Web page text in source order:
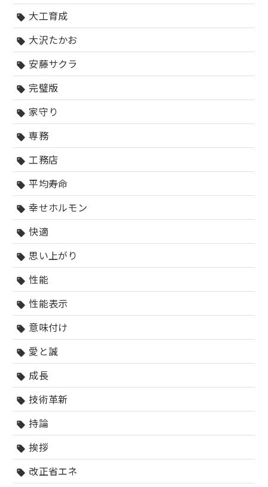
sell 大工育成
sell 大沢たかお
sell 安藤サクラ
sell 完璧版
sell 家守り
sell 専務
sell 工務店
sell 平均寿命
sell 幸せホルモン
sell 快適
sell 思い上がり
sell 性能
sell 性能表示
sell 意味付け
sell 愛と誠
sell 成長
sell 技術革新
sell 持論
sell 挨拶
sell 改正省エネ